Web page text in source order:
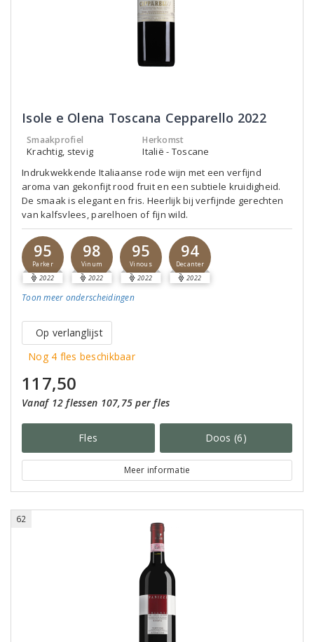
Isole e Olena Toscana Cepparello 2022
Smaakprofiel
Krachtig, stevig
Herkomst
Italië - Toscane
Indrukwekkende Italiaanse rode wijn met een verfijnd
aroma van gekonfijt rood fruit en een subtiele kruidigheid.
De smaak is elegant en fris. Heerlijk bij verfijnde gerechten
van kalfsvlees, parelhoen of fijn wild.
95
Parker
2022
98
Vinum
2022
95
Vinous
2022
94
Decanter
2022
Toon meer onderscheidingen
Op verlanglijst
Nog 4 fles beschikbaar
117,50
Vanaf 12 flessen 107,75 per fles
Fles Doos (6)
Meer informatie
62